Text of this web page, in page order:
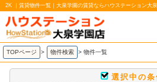
2K ｜賃貸物件一覧｜大泉学園の賃貸ならハウステーション大
TOPページ > 物件検索 > 物件一覧
選択中の条